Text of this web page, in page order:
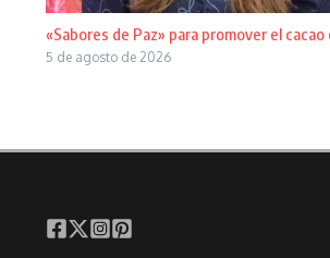
«Sabores de Paz» para promover el
5 de agosto de 2026